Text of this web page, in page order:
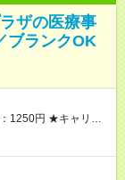
ザの医療事
ブランクOK
★キャリア
期間】
態、給与は本採用